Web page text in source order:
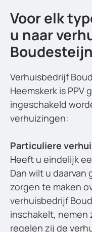
Voor elk
u naar
Verhuisbedrijf
Heemskerk is
ingeschakeld
verhuizingen:
Particuliere
Heeft u eindelijk
Dan wilt u daarvan
zorgen te maken
verhuisbedrijf
inschakelt, nemen
regelen zij de